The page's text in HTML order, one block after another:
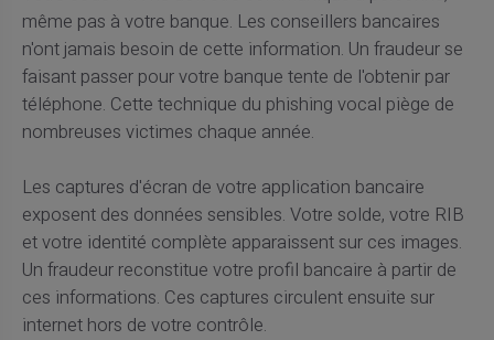
même pas à votre banque. Les conseillers bancaires
n'ont jamais besoin de cette information. Un fraudeur se
faisant passer pour votre banque tente de l'obtenir par
téléphone. Cette technique du phishing vocal piège de
nombreuses victimes chaque année.
Les captures d'écran de votre application bancaire
exposent des données sensibles. Votre solde, votre RIB
et votre identité complète apparaissent sur ces images.
Un fraudeur reconstitue votre profil bancaire à partir de
ces informations. Ces captures circulent ensuite sur
internet hors de votre contrôle.